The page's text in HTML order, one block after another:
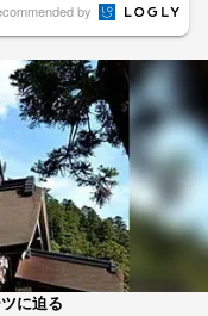
by
に迫る